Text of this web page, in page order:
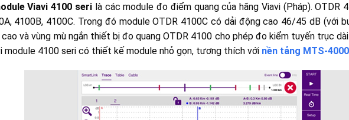
Viavi 4100 serilà các module đo điểm quang của hãng Viavi (Pháp). OTDR
4100B, 4100C. Trong đó module OTDR 4100C có dải động cao 46/45 dB (với
và vùng mù ngắn thiết bị đo quang OTDR 4100 cho phép đo kiểm tuyến trục
module 4100 seri có thiết kế module nhỏ gọn, tương thích với nền tảng MTS-